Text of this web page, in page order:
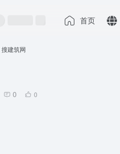
首页
搜建筑网
0 0